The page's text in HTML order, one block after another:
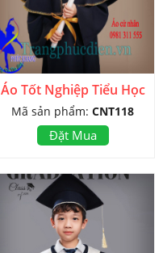
Áo Tốt Nghiệp Tiểu Học
Mã sản phẩm: CNT118
Đặt Mua